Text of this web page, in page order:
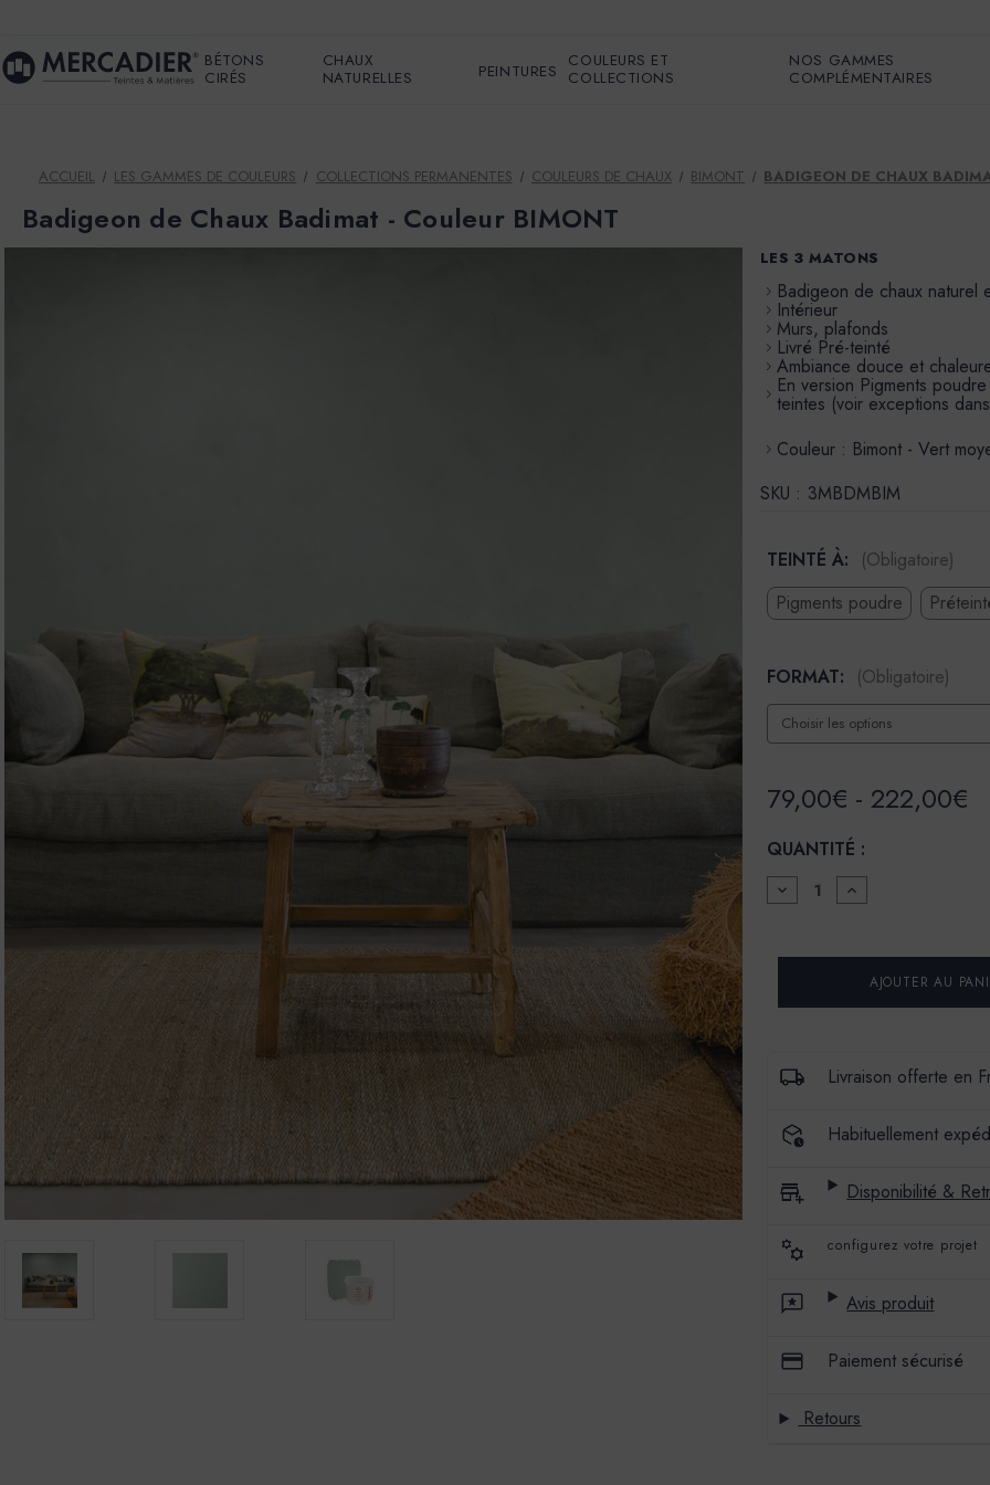
BÉTONS
CIRÉS
CHAUX
NATURELLES
PEINTURES
COULEURS ET
COLLECTIONS
NOS GAMMES
COMPLÉMENTAIRES
ACCUEIL LES GAMMES DE COULEURS COLLECTIONS PERMANENTES COULEURS DE CHAUX BIMONT BADIGEON DE CHAUX
Badigeon de Chaux Badimat - Couleur BIMONT
LES 3 MATONS
Badigeon de chaux naturel
Intérieur
Murs, plafonds
Livré Pré-teinté
Ambiance douce et
En version Pigments
teintes (voir exceptions
Couleur : Bimont - Vert
SKU : 3MBDMBIM
TEINTÉ À:
(Obligatoire)
Pigments poudre
FORMAT: (Obligatoire)
79,00€ - 222,00€
QUANTITÉ :
DIMINUER
LA
BADIGEON
BADIMAT
BIMONT
AUGMENTER
LA
BADIGEON
CHAUX
BADIMAT
BIMONT
Livraison offerte en
Habituellement
Disponibilité &
configurez votre projet
Avis produit
Paiement sécurisé
Retours